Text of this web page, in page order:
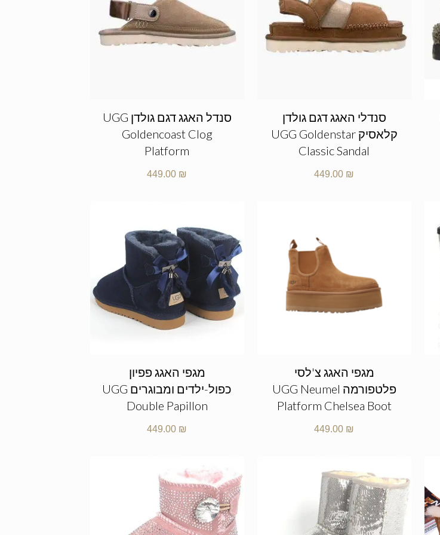
סנדלי האגג דגם גולדן
קלאסיק UGG Goldenstar
Classic Sandal
449.00 ₪
סנדל האגג דגם גולדן UGG
Goldencoast Clog
Platform
449.00 ₪
מגפי האגג צ'לסי
פלטפורמה UGG Neumel
Platform Chelsea Boot
449.00 ₪
מגפי האגג פפיון
כפול-ילדים ומבוגרים UGG
Double Papillon
449.00 ₪